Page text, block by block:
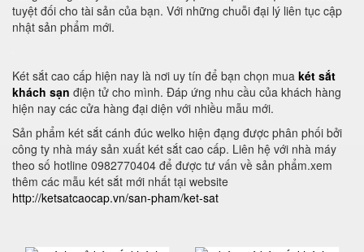
tuyệt đối cho tài sản của bạn. Với những chuỗi đại lý liên tục cập
nhật sản phẩm mới.
Két sắt cao cấp hiện nay là nơi uy tín để bạn chọn mua két sắt
khách sạn điện tử cho mình. Đáp ứng nhu cầu của khách hàng
hiện nay các cửa hàng đại diện với nhiều mẫu mới.
Sản phẩm két sắt cánh đúc welko hiện đạng được phân phối bởi
công ty nhà máy sản xuất két sắt cao cấp. Liên hệ với nhà máy
theo số hotline 0982770404 để được tư vấn về sản phẩm.xem
thêm các mẫu két sắt mới nhất tại website
http://ketsatcaocap.vn/san-pham/ket-sat